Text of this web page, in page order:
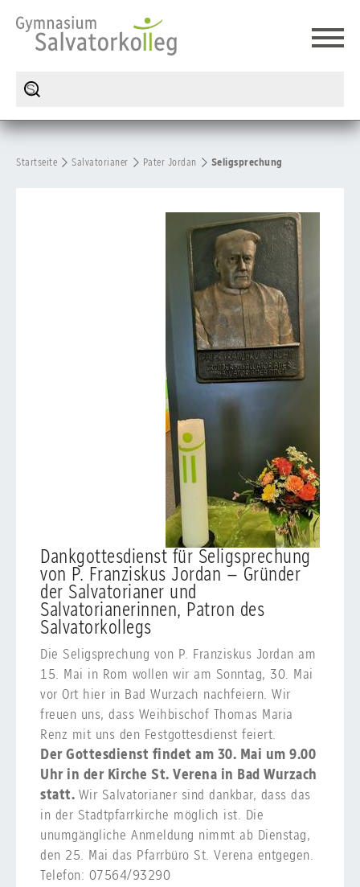
Startseite Salvatorianer Pater Jordan Seligsprechung
Dankgottesdienst für Seligsprechung
von P. Franziskus Jordan – Gründer
der Salvatorianer und
Salvatorianerinnen, Patron des
Salvatorkollegs
Die Seligsprechung von P. Franziskus Jordan am
15. Mai in Rom wollen wir am Sonntag, 30. Mai
vor Ort hier in Bad Wurzach nachfeiern. Wir
freuen uns, dass Weihbischof Thomas Maria
Renz mit uns den Festgottesdienst feiert.
Der Gottesdienst findet am 30. Mai um 9.00
Uhr in der Kirche St. Verena in Bad Wurzach
statt. Wir Salvatorianer sind dankbar, dass das
in der Stadtpfarrkirche möglich ist. Die
unumgängliche Anmeldung nimmt ab Dienstag,
den 25. Mai das Pfarrbüro St. Verena entgegen.
Telefon: 07564/93290